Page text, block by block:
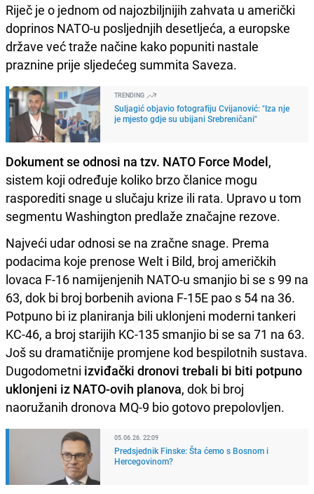
Riječ je o jednom od najozbiljnijih zahvata u američki
doprinos NATO-u posljednjih desetljeća, a europske
države već traže načine kako popuniti nastale
praznine prije sljedećeg summita Saveza.
TRENDING
Suljagić objavio fotografiju Cvijanović: "Iza nje
je mjesto gdje su ubijani Srebreničani"
Dokument se odnosi na tzv. NATO Force Model,
sistem koji određuje koliko brzo članice mogu
rasporediti snage u slučaju krize ili rata. Upravo u tom
segmentu Washington predlaže značajne rezove.
Najveći udar odnosi se na zračne snage. Prema
podacima koje prenose Welt i Bild, broj američkih
lovaca F-16 namijenjenih NATO-u smanjio bi se s 99 na
63, dok bi broj borbenih aviona F-15E pao s 54 na 36.
Potpuno bi iz planiranja bili uklonjeni moderni tankeri
KC-46, a broj starijih KC-135 smanjio bi se sa 71 na 63.
Još su dramatičnije promjene kod bespilotnih sustava.
Dugodometni izviđački dronovi trebali bi biti potpuno
uklonjeni iz NATO-ovih planova, dok bi broj
naoružanih dronova MQ-9 bio gotovo prepolovljen.
05.06.26. 22:09
Predsjednik Finske: Šta ćemo s Bosnom i
Hercegovinom?